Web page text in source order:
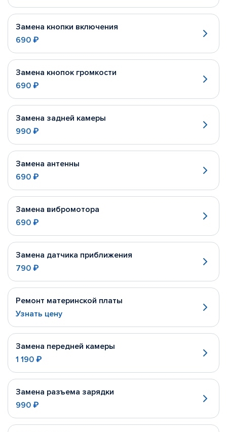
Замена кнопки включения
690 ₽
Замена кнопок громкости
690 ₽
Замена задней камеры
990 ₽
Замена антенны
690 ₽
Замена вибромотора
690 ₽
Замена датчика приближения
790 ₽
Ремонт материнской платы
Узнать цену
Замена передней камеры
1 190 ₽
Замена разъема зарядки
990 ₽